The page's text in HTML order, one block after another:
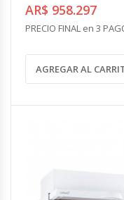
AR$ 958.297
PRECIO FINAL en 3
AGREGAR AL